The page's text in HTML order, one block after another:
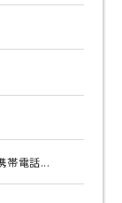
帯電話...